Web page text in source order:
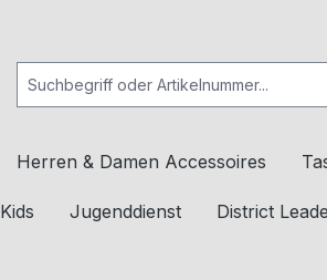
Herren & Damen Accessoires
Kids Jugenddienst District